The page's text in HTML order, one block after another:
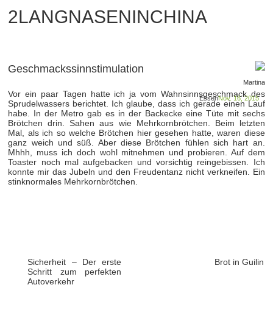
2LANGNASENINCHINA
Geschmackssinnstimulation
Martina
Nov. 16, 2015
Essen
Vor ein paar Tagen hatte ich ja vom Wahnsinnsgeschmack des
Sprudelwassers berichtet. Ich glaube, dass ich gerade einen Lauf
habe. In der Metro gab es in der Backecke eine Tüte mit sechs
Brötchen drin. Sahen aus wie Mehrkornbrötchen. Beim letzten
Mal, als ich so welche Brötchen hier gesehen hatte, waren diese
ganz weich und süß. Aber diese Brötchen fühlen sich hart an.
Mhhh, muss ich doch wohl mitnehmen und probieren. Auf dem
Toaster noch mal aufgebacken und vorsichtig reingebissen. Ich
konnte mir das Jubeln und den Freudentanz nicht verkneifen. Ein
stinknormales Mehrkornbrötchen.
Sicherheit – Der erste
Schritt zum perfekten
Autoverkehr
Brot in Guilin